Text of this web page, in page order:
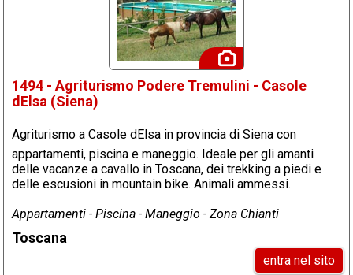
1494 - Agriturismo Podere Tremulini - Casole
dElsa (Siena)
Agriturismo a Casole dElsa in provincia di Siena con
appartamenti, piscina e maneggio. Ideale per gli amanti
delle vacanze a cavallo in Toscana, dei trekking a piedi e
delle escusioni in mountain bike. Animali ammessi.
Appartamenti - Piscina - Maneggio - Zona Chianti
Toscana
entra nel sito